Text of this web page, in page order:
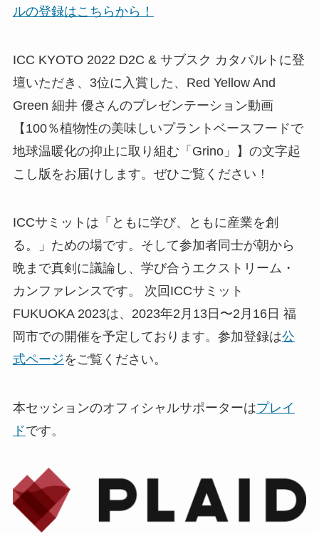
ルの登録はこちらから！
ICC KYOTO 2022 D2C & サブスク カタパルトに登
壇いただき、3位に入賞した、Red Yellow And
Green 細井 優さんのプレゼンテーション動画
【100％植物性の美味しいプラントベースフードで
地球温暖化の抑止に取り組む「Grino」】の文字起
こし版をお届けします。ぜひご覧ください！
ICCサミットは「ともに学び、ともに産業を創
る。」ための場です。そして参加者同士が朝から
晩まで真剣に議論し、学び合うエクストリーム・
カンファレンスです。 次回ICCサミット
FUKUOKA 2023は、2023年2月13日〜2月16日 福
岡市での開催を予定しております。参加登録は公
式ページをご覧ください。
本セッションのオフィシャルサポーターはプレイ
ドです。